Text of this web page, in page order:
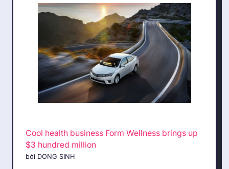
Cool health business Form Wellness brings up
$3 hundred million
bởi DONG SINH